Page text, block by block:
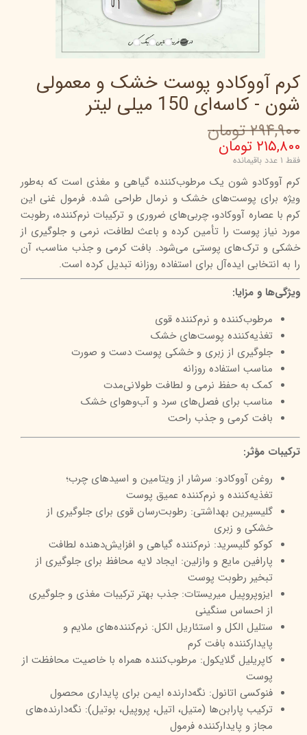
کرم آووکادو پوست خشک و معمولی
شون - کاسه‌ای 150 میلی لیتر
۲۹۴,۹۰۰ تومان
۲۱۵,۸۰۰ تومان
فقط ۱ عدد باقیمانده
کرم آووکادو شون یک مرطوب‌کننده گیاهی و مغذی است که به‌طور
ویژه برای پوست‌های خشک و نرمال طراحی شده. فرمول غنی این
کرم با عصاره آووکادو، چربی‌های ضروری و ترکیبات نرم‌کننده، رطوبت
مورد نیاز پوست را تأمین کرده و باعث لطافت، نرمی و جلوگیری از
خشکی و ترک‌های پوستی می‌شود. بافت کرمی و جذب مناسب، آن
را به انتخابی ایده‌آل برای استفاده روزانه تبدیل کرده است.
ویژگی‌ها و مزایا:
مرطوب‌کننده و نرم‌کننده قوی
تغذیه‌کننده پوست‌های خشک
جلوگیری از زبری و خشکی پوست دست و صورت
مناسب استفاده روزانه
کمک به حفظ نرمی و لطافت طولانی‌مدت
مناسب برای فصل‌های سرد و آب‌وهوای خشک
بافت کرمی و جذب راحت
ترکیبات مؤثر:
روغن آووکادو: سرشار از ویتامین‌ و اسیدهای چرب؛
تغذیه‌کننده و نرم‌کننده عمیق پوست
گلیسیرین بهداشتی: رطوبت‌رسان قوی برای جلوگیری از
خشکی و زبری
کوکو گلیسرید: نرم‌کننده گیاهی و افزایش‌دهنده لطافت
پارافین مایع و وازلین: ایجاد لایه محافظ برای جلوگیری از
تبخیر رطوبت پوست
ایزوپروپیل میریستات: جذب بهتر ترکیبات مغذی و جلوگیری
از احساس سنگینی
ستلیل الکل و استئاریل الکل: نرم‌کننده‌های ملایم و
پایدارکننده بافت کرم
کاپریلیل گلایکول: مرطوب‌کننده همراه با خاصیت محافظت از
پوست
فنوکسی اتانول: نگه‌دارنده ایمن برای پایداری محصول
ترکیب پارابن‌ها (متیل، اتیل، پروپیل، بوتیل): نگه‌دارنده‌های
مجاز و پایدارکننده فرمول